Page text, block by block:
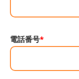
電話番号*